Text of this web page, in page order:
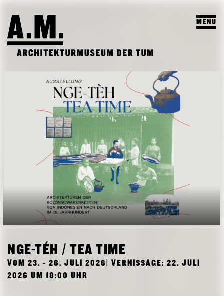
MENU
BESUCH
AUSSTELLUNGEN & PROGRAMM
VORSCHAU
ARCHIV AUSSTELLUNGEN
ARCHIV VERANSTALTUNGEN
A.M. ARCHIV & LEHRE
A.M. ARCHIV / SAMMLUNG
LEHRPROFIL
STUDENTISCHE ARBEITEN
LEHRVERANSTALTUNGEN
DAS A.M.
ÜBER UNS
PUBLIKATIONEN
NGE-TÉH / TEA TIME
VOM 23. - 26. JULI 2026| VERNISSAGE: 22. JULI
2026 UM 18:00 UHR